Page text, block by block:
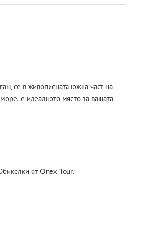
се в живописната южна част на
е идеалното място за вашата
от Onex Tour.